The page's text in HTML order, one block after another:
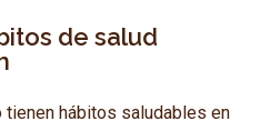
de salud
tienen hábitos saludables en